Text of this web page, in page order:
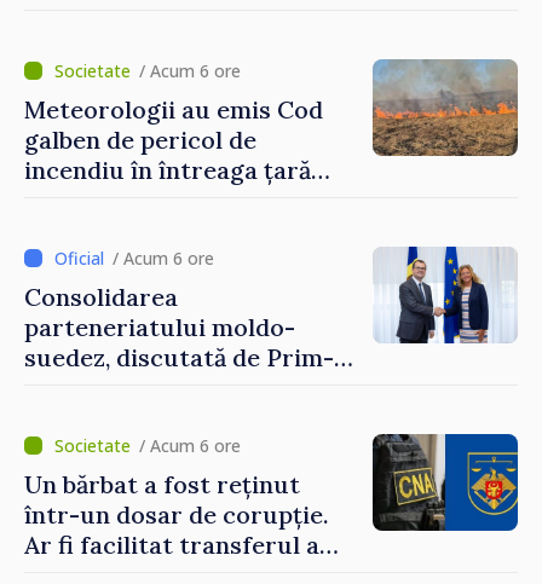
/ Acum 6 ore
Meteorologii au emis Cod
galben de pericol de
incendiu în întreaga țară
/ Acum 6 ore
Consolidarea
parteneriatului moldo-
suedez, discutată de Prim-
Petra Lärke/ Acum 6 ore
Un bărbat a fost reținut
într-un dosar de corupție.
Ar fi facilitat transferul a